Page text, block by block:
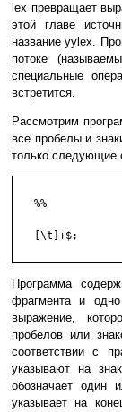
lex превращает
этой главе
название yylex.
потоке
специальные
встретится.
Рассмотрим
все пробелы и
только следующие
   %%
   [\t]+$;
Программа
фрагмента и
выражение,
пробелов или
соответствии с
указывают на
обозначает один
указывает на